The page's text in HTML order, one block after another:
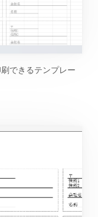
できるテンプレー